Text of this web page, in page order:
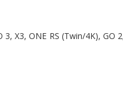
3,X3,ONE RS (Twin/4K), GO